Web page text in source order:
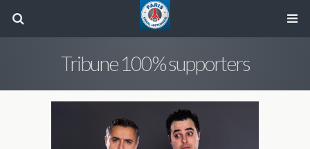
Tribune 100% supporters